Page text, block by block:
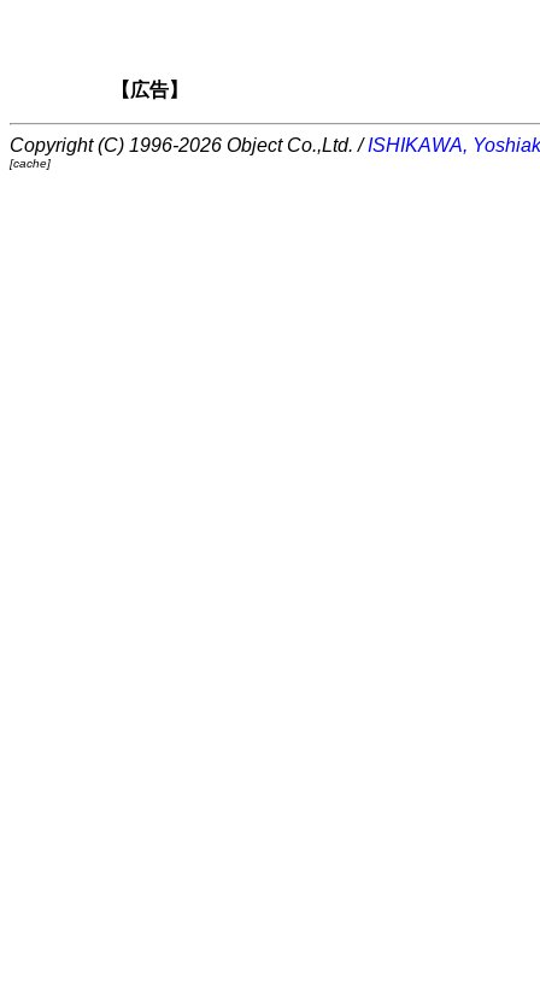
【広告】
Copyright (C) 1996-2026 Object Co.,Ltd. /ISHIKAWA,
[cache]